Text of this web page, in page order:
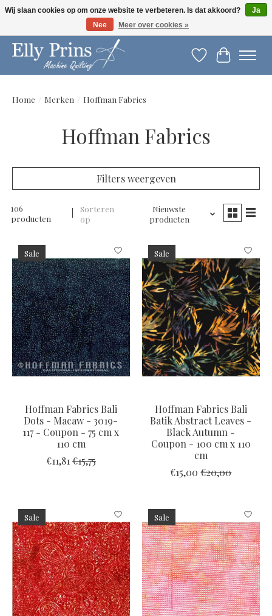
Let op: gewijzigde openingstijden!
Verlanglijst
Home / Merken / Hoffman Fabrics
Hoffman Fabrics
Filters weergeven
106
producten
Sorteren
op
Nieuwste
producten
Sale
Hoffman Fabrics Bali
Dots - Macaw - 3019-
117 - Coupon - 75 cm x
110 cm
€11,81 €15,75
Sale
Hoffman Fabrics Bali
Batik Abstract Leaves -
Black Autumn -
Coupon - 100 cm x 110
cm
€15,00 €20,00
Sale Sale
Wij slaan cookies op om onze website te verbeteren. Is dat akkoord?
Ja
Nee
Meer over cookies »